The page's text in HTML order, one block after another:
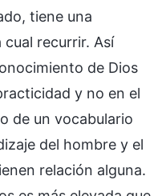
tiene una
recurrir. Así
de Dios
y no en el
de un vocabulario
del hombre y el
relación alguna.